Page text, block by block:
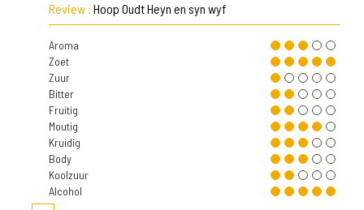
Review : Hoop Oudt Heyn en syn wyf
Aroma
Zoet
Zuur
Bitter
Fruitig
Moutig
Kruidig
Body
Koolzuur
Alcohol